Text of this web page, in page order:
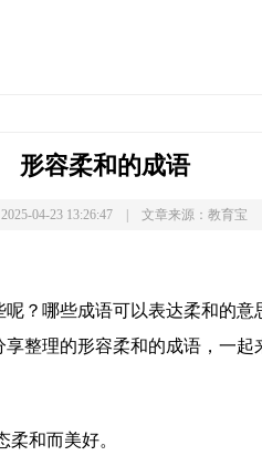
形容柔和的成语
04-23 13:26:47 | 文章来源：教育宝
哪些成语可以表达柔和的意
整理的形容柔和的成语，一起
和而美好。